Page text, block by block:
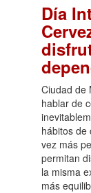
Día
Ciudad de
hablar de
hábitos de
vez más
permitan
la misma
más